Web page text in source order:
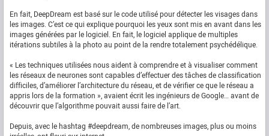
En fait, DeepDream est basé sur le code utilisé pour détecter les visages dans
les images. C’est ce qui explique pourquoi les yeux sont mis en avant dans les
images générées par le logiciel. En fait, le logiciel applique de multiples
itérations subtiles à la photo au point de la rendre totalement psychédélique.
« Les techniques utilisées nous aident à comprendre et à visualiser comment
les réseaux de neurones sont capables d’effectuer des tâches de classification
difficiles, d’améliorer l’architecture du réseau, et de vérifier ce que le réseau a
appris lors de la formation », avaient écrit les ingénieurs de Google… avant de
découvrir que l’algorithme pouvait aussi faire de l’art.
Depuis, avec le hashtag #deepdream, de nombreuses images, plus ou moins